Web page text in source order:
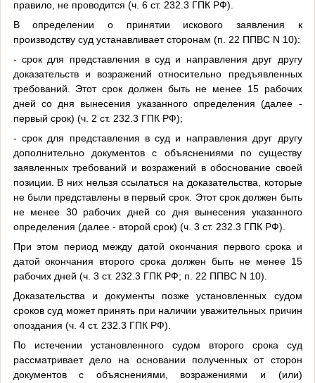
правило, не проводится (ч. 6 ст. 232.3 ГПК РФ).
В определении о принятии искового заявления к
производству суд устанавливает сторонам (п. 22 ППВС N 10):
- срок для представления в суд и направления друг другу
доказательств и возражений относительно предъявленных
требований. Этот срок должен быть не менее 15 рабочих
дней со дня вынесения указанного определения (далее -
первый срок) (ч. 2 ст. 232.3 ГПК РФ);
- срок для представления в суд и направления друг другу
дополнительно документов с объяснениями по существу
заявленных требований и возражений в обоснование своей
позиции. В них нельзя ссылаться на доказательства, которые
не были представлены в первый срок. Этот срок должен быть
не менее 30 рабочих дней со дня вынесения указанного
определения (далее - второй срок) (ч. 3 ст. 232.3 ГПК РФ).
При этом период между датой окончания первого срока и
датой окончания второго срока должен быть не менее 15
рабочих дней (ч. 3 ст. 232.3 ГПК РФ; п. 22 ППВС N 10).
Доказательства и документы позже установленных судом
сроков суд может принять при наличии уважительных причин
опоздания (ч. 4 ст. 232.3 ГПК РФ).
По истечении установленного судом второго срока суд
рассматривает дело на основании полученных от сторон
документов с объяснениями, возражениями и (или)